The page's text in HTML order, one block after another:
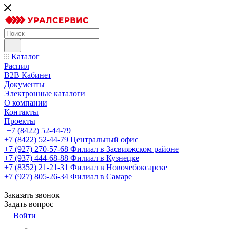
Каталог
Распил
B2B Кабинет
Документы
Электронные каталоги
О компании
Контакты
Проекты
+7 (8422) 52-44-79
+7 (8422) 52-44-79 Центральный офис
+7 (927) 270-57-68 Филиал в Засвияжском районе
+7 (937) 444-68-88 Филиал в Кузнецке
+7 (8352) 21-21-31 Филиал в Новочебоксарске
+7 (927) 805-26-34 Филиал в Самаре
Заказать звонок
Задать вопрос
Войти